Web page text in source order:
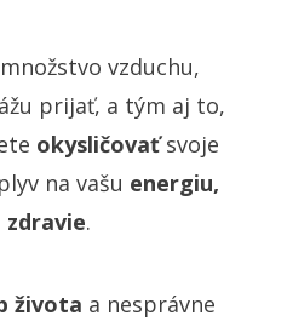
vzduchu,
prijať, a tým aj to,
okysličovaťsvoje
na vašu energiu,
.
života a nesprávne